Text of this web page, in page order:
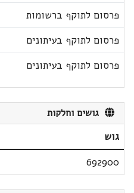
פרסום לתוקף ברשומות
פרסום לתוקף בעיתונים
פרסום לתוקף בעיתונים
גושים וחלקות
גוש
692900